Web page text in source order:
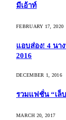
มีเอ้าท์
FEBRUARY 17, 2020
แอบส่อง! 4 นาง
2016
DECEMBER 1, 2016
รวมแฟชั่น “เล็
MARCH 20, 2017